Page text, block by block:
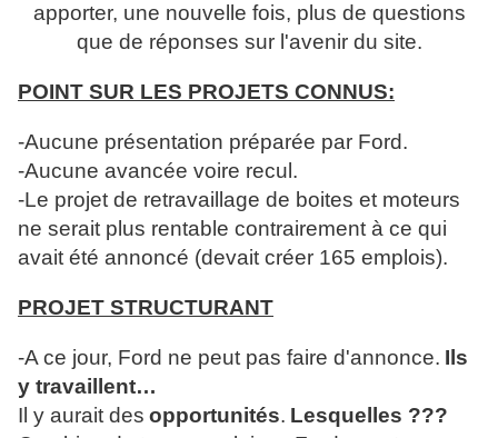
apporter, une nouvelle fois, plus de questions
que de réponses sur l'avenir du site.
POINT SUR LES PROJETS CONNUS:
-Aucune présentation préparée par Ford.
-Aucune avancée voire recul.
-Le projet de retravaillage de boites et moteurs
ne serait plus rentable contrairement à ce qui
avait été annoncé (devait créer 165 emplois).
PROJET STRUCTURANT
-A ce jour, Ford ne peut pas faire d'annonce. Ils
y travaillent…
Il y aurait des opportunités. Lesquelles ???